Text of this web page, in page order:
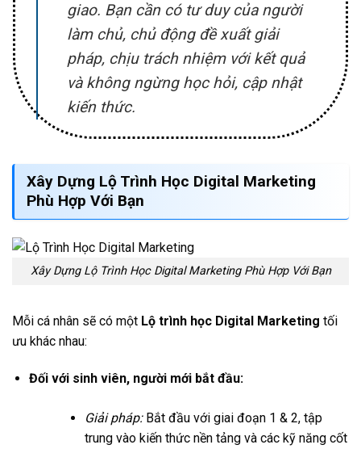
giao. Bạn cần có tư duy của người
làm chủ, chủ động đề xuất giải
pháp, chịu trách nhiệm với kết quả
và không ngừng học hỏi, cập nhật
kiến thức.
Xây Dựng Lộ Trình Học Digital Marketing
Phù Hợp Với Bạn
Xây Dựng Lộ Trình Học Digital Marketing Phù Hợp Với Bạn
Mỗi cá nhân sẽ có một Lộ trình học Digital Marketing tối
ưu khác nhau:
Đối với sinh viên, người mới bắt đầu:
Giải pháp:Bắt đầu với giai đoạn 1 & 2, tập
trung vào kiến thức nền tảng và các kỹ năng cốt